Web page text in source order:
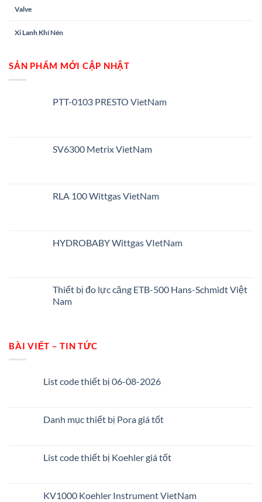
Valve
Xi Lanh Khí Nén
SẢN PHẨM MỚI CẬP NHẬT
PTT-0103 PRESTO VietNam
SV6300 Metrix VietNam
RLA 100 Wittgas VietNam
HYDROBABY Wittgas VIetNam
Thiết bị đo lực căng ETB-500 Hans-Schmidt Việt
Nam
BÀI VIẾT – TIN TỨC
List code thiết bị 06-08-2026
Danh mục thiết bị Pora giá tốt
List code thiết bị Koehler giá tốt
KV1000 Koehler Instrument VietNam